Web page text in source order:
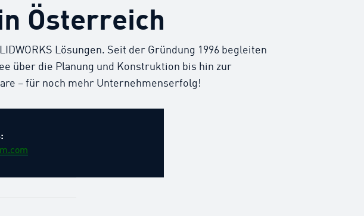
Österreich
Lösungen. Seit der Gründung 1996 begleiten
über die Planung und Konstruktion bis hin zur
– für noch mehr Unternehmenserfolg!